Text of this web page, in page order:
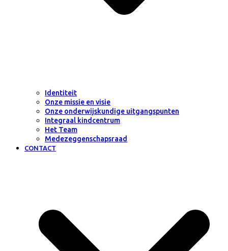
Identiteit
Onze missie en visie
Onze onderwijskundige uitgangspunten
Integraal kindcentrum
Het Team
Medezeggenschapsraad
CONTACT